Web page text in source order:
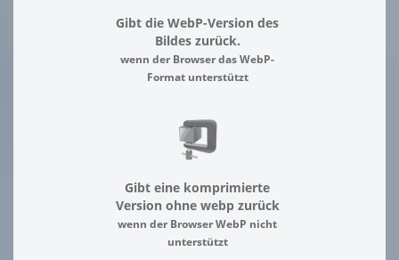
Gibt die WebP-Version des
Bildes zurück.
wenn der Browser das WebP-
Format unterstützt
Gibt eine komprimierte
Version ohne webp zurück
wenn der Browser WebP nicht
unterstützt